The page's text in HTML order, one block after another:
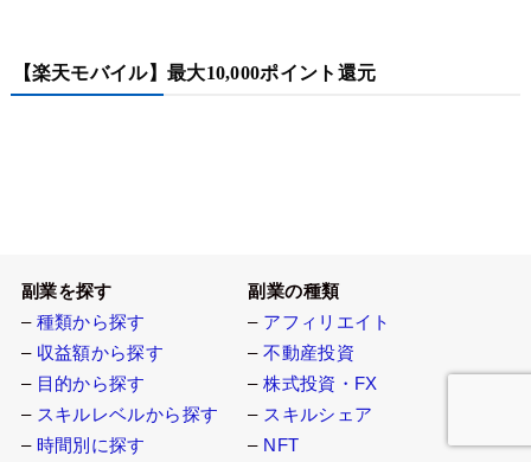
【楽天モバイル】最大10,000ポイント還元
副業を探す
– 種類から探す
– 収益額から探す
– 目的から探す
– スキルレベルから探す
– 時間別に探す
副業の種類
– アフィリエイト
–不動産投資
–株式投資・FX
– スキルシェア
– NFT